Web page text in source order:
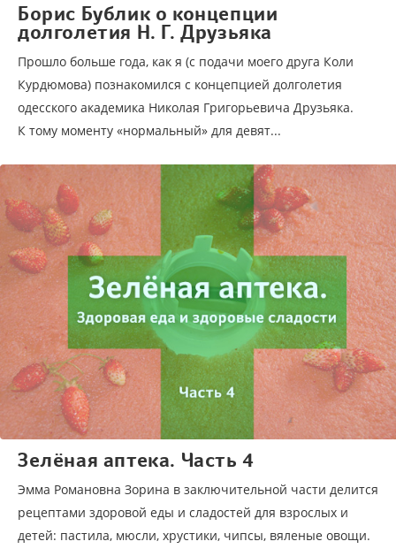
Борис Бублик о концепции
долголетия Н. Г. Друзьяка
Прошло больше года, как я (с подачи моего друга Коли
Курдюмова) познакомился с концепцией долголетия
одесского академика Николая Григорьевича Друзьяка.
К тому моменту «нормальный» для девят...
Зелёная аптека. Часть 4
Эмма Романовна Зорина в заключительной части делится
рецептами здоровой еды и сладостей для взрослых и
детей: пастила, мюсли, хрустики, чипсы, вяленые овощи.